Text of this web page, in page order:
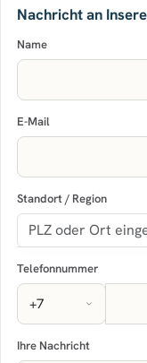
Nachricht an
Name
E-Mail
Standort / Region
Telefonnummer
Ihre Nachricht